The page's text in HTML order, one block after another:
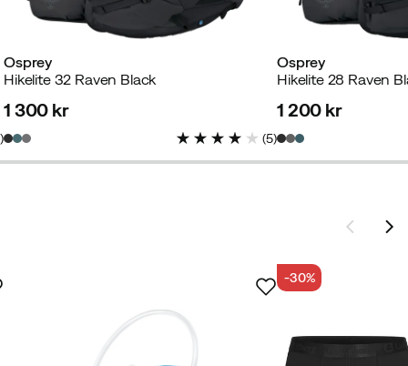
)
Osprey
Hikelite 32 Raven Black
price
1 300 kr
(5)
Osprey
Hikelite 28 Raven
price
1 200 kr
-30%